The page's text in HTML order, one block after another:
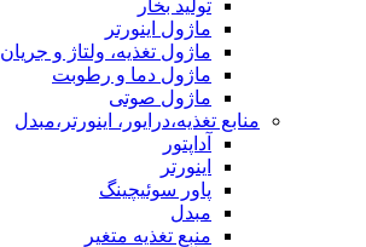
تولید بخار
ماژول اینورتر
ماژول تغذیه، ولتاژ و جریان
ماژول دما و رطوبت
ماژول صوتی
منابع تغذیه،درایور، اینورتر،مبدل
آداپتور
اینورتر
پاور سوئیچینگ
مبدل
منبع تغذیه متغیر